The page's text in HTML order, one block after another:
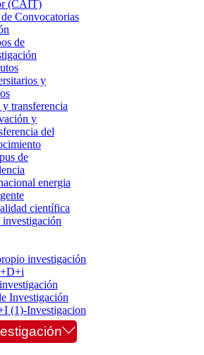
(CAIT)
Convocatorias
de
y
transferencia
y
del
de
energia
científica
investigación
Investigación
(1)-Investigacion